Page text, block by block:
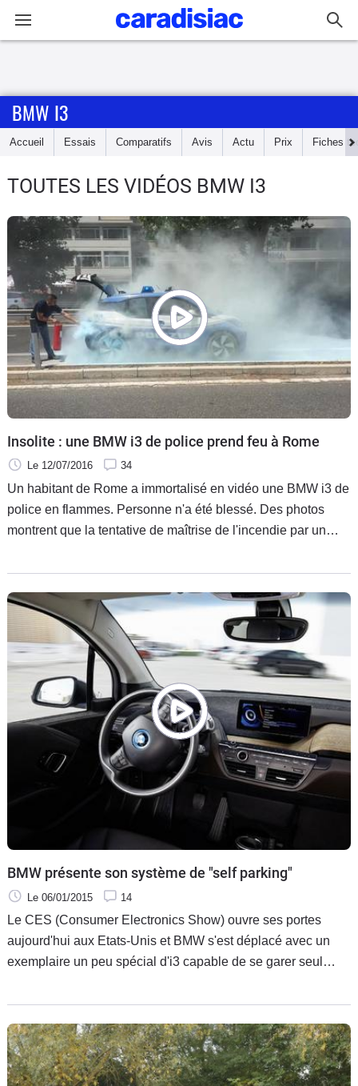
Accueil
Essais
Guide
d'achat
Electriques
Utilitaires
Flottes
Auto
Services
BMW I3
Accueil Essais Comparatifs Avis Actu Prix Fiches
TOUTES LES VIDÉOS BMW I3
Insolite : une BMW i3 de police prend feu à Rome
Le 12/07/2016 34
Un habitant de Rome a immortalisé en vidéo une BMW i3 de
police en flammes. Personne n'a été blessé. Des photos
montrent que la tentative de maîtrise de l'incendie par un
BMW présente son système de "self parking"
Le 06/01/2015 14
Le CES (Consumer Electronics Show) ouvre ses portes
aujourd'hui aux Etats-Unis et BMW s'est déplacé avec un
exemplaire un peu spécial d'i3 capable de se garer seul
d'évitement de collisions, cette i3 est parfaitement capable
d'aller se garer seule et de revenir vers son propriétaire,
sans aménagement particulier du parking.